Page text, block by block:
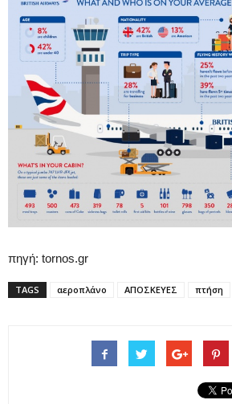
πηγή: tornos.gr
TAGS αεροπλάνο ΑΠΟΣΚΕΥΕΣ πτήση